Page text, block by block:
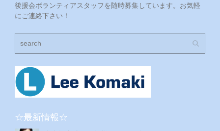
後援会ボランティアスタッフを随時募集しています。お気軽
にご連絡下さい！
☆最新情報☆